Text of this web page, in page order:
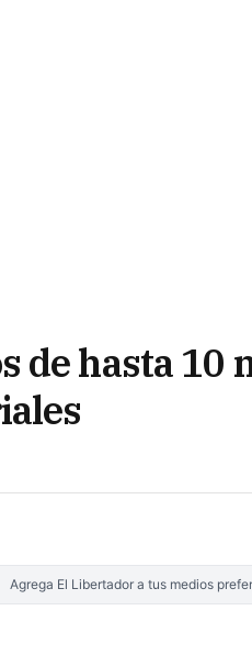
de hasta
Agrega El Libertador a tus medios